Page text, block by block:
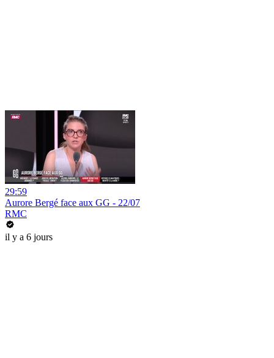
29:59
Aurore Bergé face aux GG - 22/07
RMC
il y a 6 jours